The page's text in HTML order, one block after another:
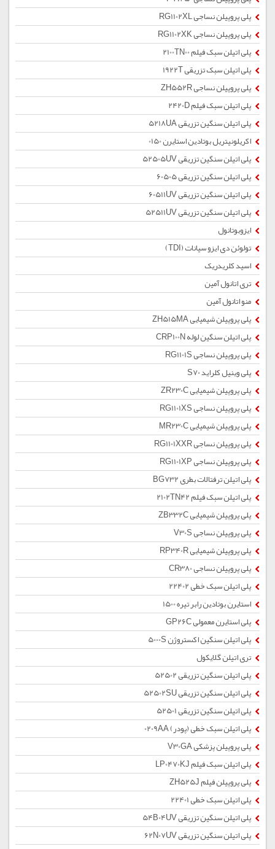
پلی پروپیلن نساجی RG1102XL
پلی پروپیلن نساجی RG1102XK
پلی اتیلن سبک فیلم 2100TN00
پلی اتیلن سبک تزریقی 1922T
پلی پروپیلن نساجی ZH552R
پلی اتیلن سبک فیلم 2420D
پلی اتیلن سنگین تزریقی 5218UA
اکریلونیتریل بوتادین استایرن 0150
پلی اتیلن سنگین تزریقی 52505UV
پلی اتیلن سنگین تزریقی 60505
پلی اتیلن سنگین تزریقی 60511UV
پلی اتیلن سنگین تزریقی 52511UV
ایزوبوتانول
تولوئن دی ایزو سیانات (TDI)
اسید کلریدریک
تری اتانول آمین
منو اتانول آمین
پلی پروپیلن شیمیایی ZH515MA
پلی اتیلن سنگین لوله CRP100N
پلی پروپیلن نساجی RG1101S
پلی وینیل کلراید S70
پلی پروپیلن شیمیایی ZR230C
پلی پروپیلن نساجی RG1101XS
پلی پروپیلن شیمیایی MR230C
پلی پروپیلن نساجی RG1101XXR
پلی پروپیلن نساجی RG1101XP
پلی اتیلن ترفتالات بطری BG732
پلی اتیلن سبک فیلم 2102TN42
پلی پروپیلن شیمیایی ZB332C
پلی پروپیلن نساجی V30S
پلی پروپیلن شیمیایی RP340R
پلی پروپیلن نساجی CR380
پلی اتیلن سبک خطی 22402
استایرن بوتادین رابر تیره 1500
پلی استایرن معمولی GP26C
پلی اتیلن سنگین اکستروژن 5000S
تری اتیلن گلایکول
پلی اتیلن سنگین تزریقی 52502
پلی اتیلن سنگین تزریقی 52502SU
پلی اتیلن سنگین تزریقی 52501
پلی اتیلن سبک خطی (پودر) 0209AA
پلی پروپیلن پزشکی V30GA
پلی اتیلن سبک فیلم LP0470KJ
پلی پروپیلن فیلم ZH525J
پلی اتیلن سبک خطی 22401
پلی اتیلن سنگین تزریقی 54B04UV
پلی اتیلن سنگین تزریقی 62N07UV